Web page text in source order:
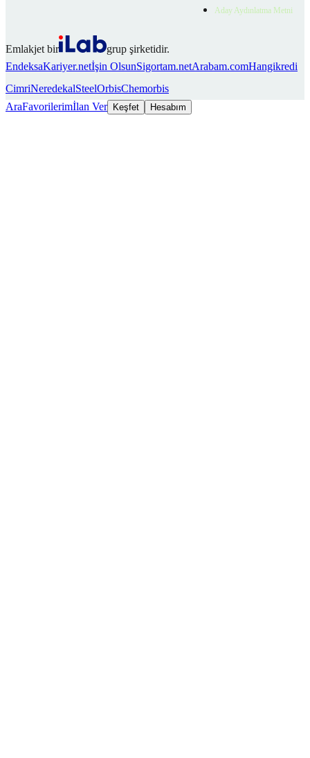
Aday Aydınlatma Metni
Emlakjet bir
grup şirketidir.
EndeksaKariyer.netİşin OlsunSigortam.netArabam.comHangikredi
CimriNeredekalSteelOrbisChemorbis
AraFavorilerimİlan Ver Keşfet Hesabım